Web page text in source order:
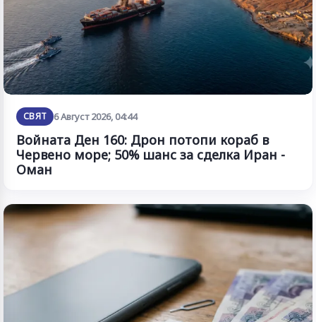
СВЯТ 6 Август 2026, 04:44
Войната Ден 160: Дрон потопи кораб в
Червено море; 50% шанс за сделка Иран -
Оман